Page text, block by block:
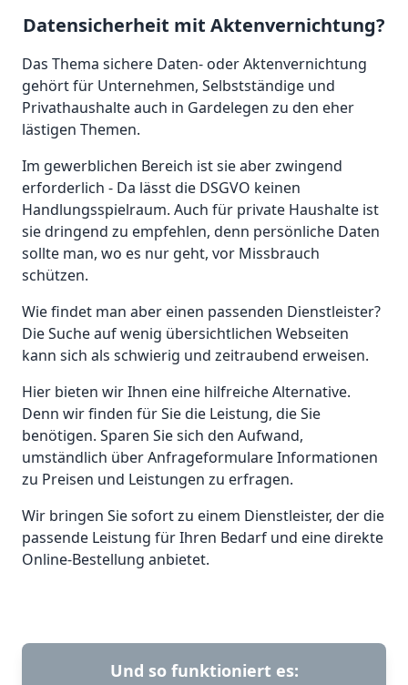
Datensicherheit mit Aktenvernichtung?
Das Thema sichere Daten- oder Aktenvernichtung
gehört für Unternehmen, Selbstständige und
Privathaushalte auch in Gardelegen zu den eher
lästigen Themen.
Im gewerblichen Bereich ist sie aber zwingend
erforderlich - Da lässt die DSGVO keinen
Handlungsspielraum. Auch für private Haushalte ist
sie dringend zu empfehlen, denn persönliche Daten
sollte man, wo es nur geht, vor Missbrauch
schützen.
Wie findet man aber einen passenden Dienstleister?
Die Suche auf wenig übersichtlichen Webseiten
kann sich als schwierig und zeitraubend erweisen.
Hier bieten wir Ihnen eine hilfreiche Alternative.
Denn wir finden für Sie die Leistung, die Sie
benötigen. Sparen Sie sich den Aufwand,
umständlich über Anfrageformulare Informationen
zu Preisen und Leistungen zu erfragen.
Wir bringen Sie sofort zu einem Dienstleister, der die
passende Leistung für Ihren Bedarf und eine direkte
Online-Bestellung anbietet.
Und so funktioniert es: